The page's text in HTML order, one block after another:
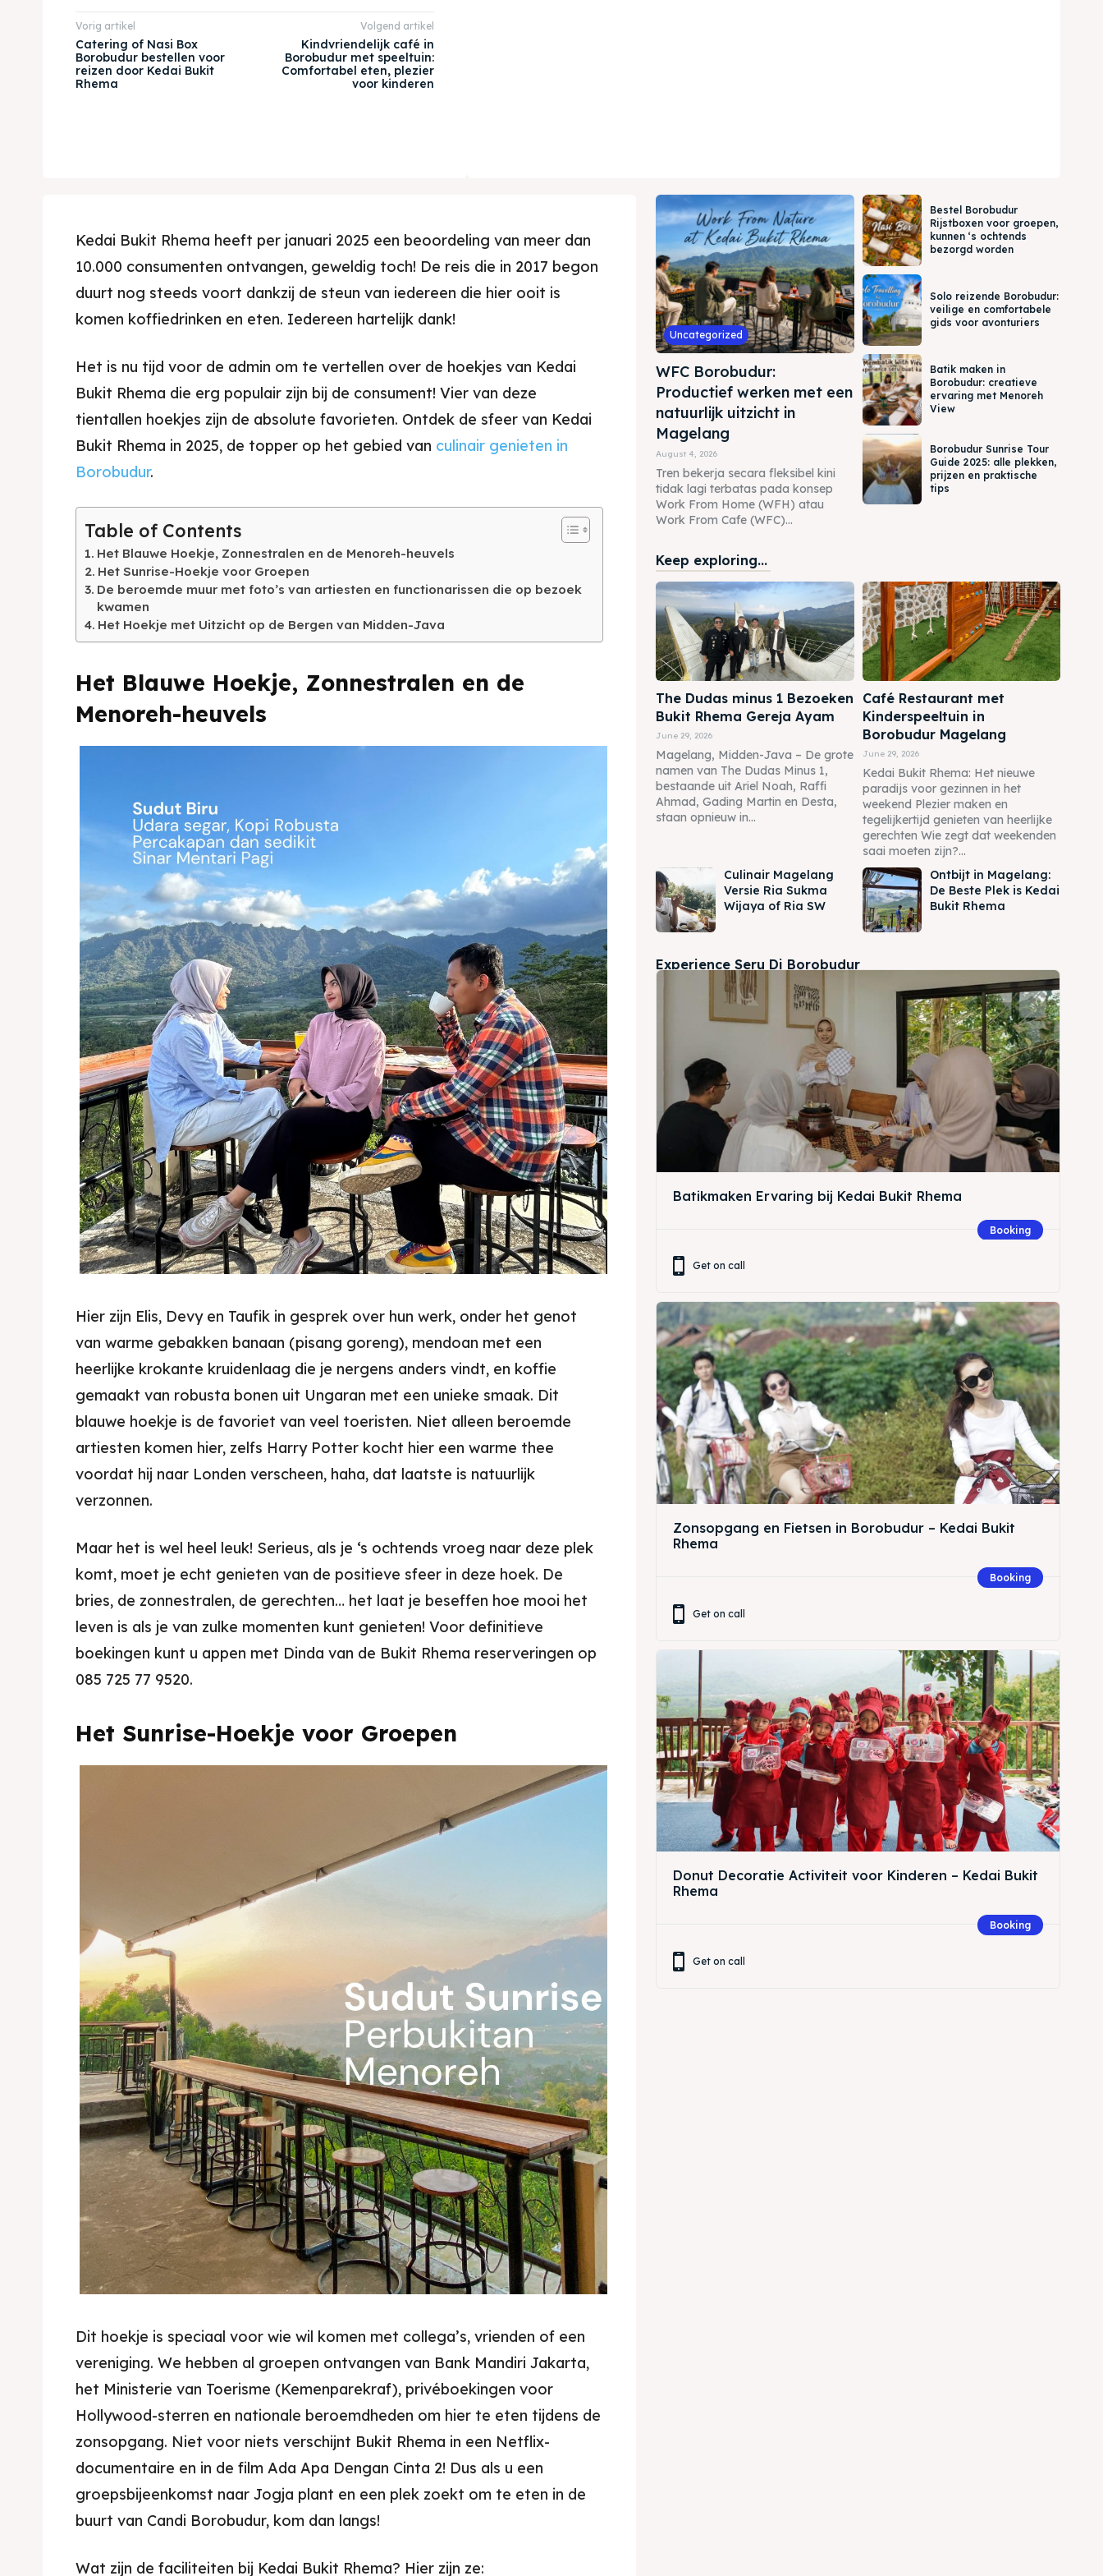
Explore our destinations
& Make a booking today
Tempat Makan Keluarga
Tempat Makan Rombongan
Ruang Meeting
Katering Magelang
Nasi Box
Explore our destinations
& Make a booking today
Tempat Makan Keluarga
Tempat Makan Rombongan
Ruang Meeting
Playground Anak
Katering Magelang
BAHASA / LANGUAGE
Nederlands
日本語 العربية
Vorig artikel
Catering of Nasi Box
Borobudur bestellen voor
reizen door Kedai Bukit
Rhema
Volgend artikel
Kindvriendelijk café in
Borobudur met speeltuin:
Comfortabel eten, plezier
voor kinderen
Kedai Bukit Rhema heeft per januari 2025 een beoordeling van meer dan
10.000 consumenten ontvangen, geweldig toch! De reis die in 2017 begon
duurt nog steeds voort dankzij de steun van iedereen die hier ooit is
komen koffiedrinken en eten. Iedereen hartelijk dank!
Het is nu tijd voor de admin om te vertellen over de hoekjes van Kedai
Bukit Rhema die erg populair zijn bij de consument! Vier van deze
tientallen hoekjes zijn de absolute favorieten. Ontdek de sfeer van Kedai
Bukit Rhema in 2025, de topper op het gebied van culinair genieten in
Borobudur.
Table of Contents
Het Blauwe Hoekje, Zonnestralen en de Menoreh-heuvels
Het Sunrise-Hoekje voor Groepen
De beroemde muur met foto’s van artiesten en functionarissen die op bezoek
kwamen
Het Hoekje met Uitzicht op de Bergen van Midden-Java
Het Blauwe Hoekje, Zonnestralen en de
Menoreh-heuvels
Hier zijn Elis, Devy en Taufik in gesprek over hun werk, onder het genot
van warme gebakken banaan (pisang goreng), mendoan met een
heerlijke krokante kruidenlaag die je nergens anders vindt, en koffie
gemaakt van robusta bonen uit Ungaran met een unieke smaak. Dit
blauwe hoekje is de favoriet van veel toeristen. Niet alleen beroemde
artiesten komen hier, zelfs Harry Potter kocht hier een warme thee
voordat hij naar Londen verscheen, haha, dat laatste is natuurlijk
verzonnen.
Maar het is wel heel leuk! Serieus, als je ‘s ochtends vroeg naar deze plek
komt, moet je echt genieten van de positieve sfeer in deze hoek. De
bries, de zonnestralen, de gerechten… het laat je beseffen hoe mooi het
leven is als je van zulke momenten kunt genieten! Voor definitieve
boekingen kunt u appen met Dinda van de Bukit Rhema reserveringen op
085 725 77 9520.
Het Sunrise-Hoekje voor Groepen
Dit hoekje is speciaal voor wie wil komen met collega’s, vrienden of een
vereniging. We hebben al groepen ontvangen van Bank Mandiri Jakarta,
het Ministerie van Toerisme (Kemenparekraf), privéboekingen voor
Hollywood-sterren en nationale beroemdheden om hier te eten tijdens de
zonsopgang. Niet voor niets verschijnt Bukit Rhema in een Netflix-
documentaire en in de film Ada Apa Dengan Cinta 2! Dus als u een
groepsbijeenkomst naar Jogja plant en een plek zoekt om te eten in de
buurt van Candi Borobudur, kom dan langs!
Wat zijn de faciliteiten bij Kedai Bukit Rhema? Hier zijn ze:
Uncategorized
WFC Borobudur:
Productief werken met een
natuurlijk uitzicht in
Magelang
August 4, 2026
Tren bekerja secara fleksibel kini
tidak lagi terbatas pada konsep
Work From Home (WFH) atau
Work From Cafe (WFC)...
Bestel Borobudur
Rijstboxen voor groepen,
kunnen ‘s ochtends
bezorgd worden
Solo reizende Borobudur:
veilige en comfortabele
gids voor avonturiers
Batik maken in
Borobudur: creatieve
ervaring met Menoreh
View
Borobudur Sunrise Tour
Guide 2025: alle plekken,
prijzen en praktische
tips
Keep exploring...
The Dudas minus 1 Bezoeken
Bukit Rhema Gereja Ayam
June 29, 2026
Magelang, Midden-Java – De grote
namen van The Dudas Minus 1,
bestaande uit Ariel Noah, Raffi
Ahmad, Gading Martin en Desta,
staan opnieuw in...
Café Restaurant met
Kinderspeeltuin in
Borobudur Magelang
June 29, 2026
Kedai Bukit Rhema: Het nieuwe
paradijs voor gezinnen in het
weekend Plezier maken en
tegelijkertijd genieten van heerlijke
gerechten Wie zegt dat weekenden
saai moeten zijn?...
Culinair Magelang
Versie Ria Sukma
Wijaya of Ria SW
Ontbijt in Magelang:
De Beste Plek is Kedai
Bukit Rhema
Experience Seru Di Borobudur
Batikmaken Ervaring bij Kedai Bukit Rhema
Booking
Get on call
Zonsopgang en Fietsen in Borobudur – Kedai Bukit
Rhema
Booking
Get on call
Donut Decoratie Activiteit voor Kinderen – Kedai Bukit
Rhema
Booking
Get on call